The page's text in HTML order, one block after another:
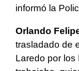
informó la
Orlando
trasladado de
Laredo por los